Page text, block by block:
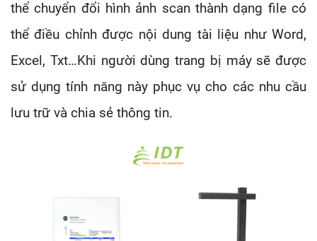
thể chuyển đổi hình ảnh scan thành dạng file có
thể điều chỉnh được nội dung tài liệu như Word,
Excel, Txt…Khi người dùng trang bị máy sẽ được
sử dụng tính năng này phục vụ cho các nhu cầu
lưu trữ và chia sẻ thông tin.